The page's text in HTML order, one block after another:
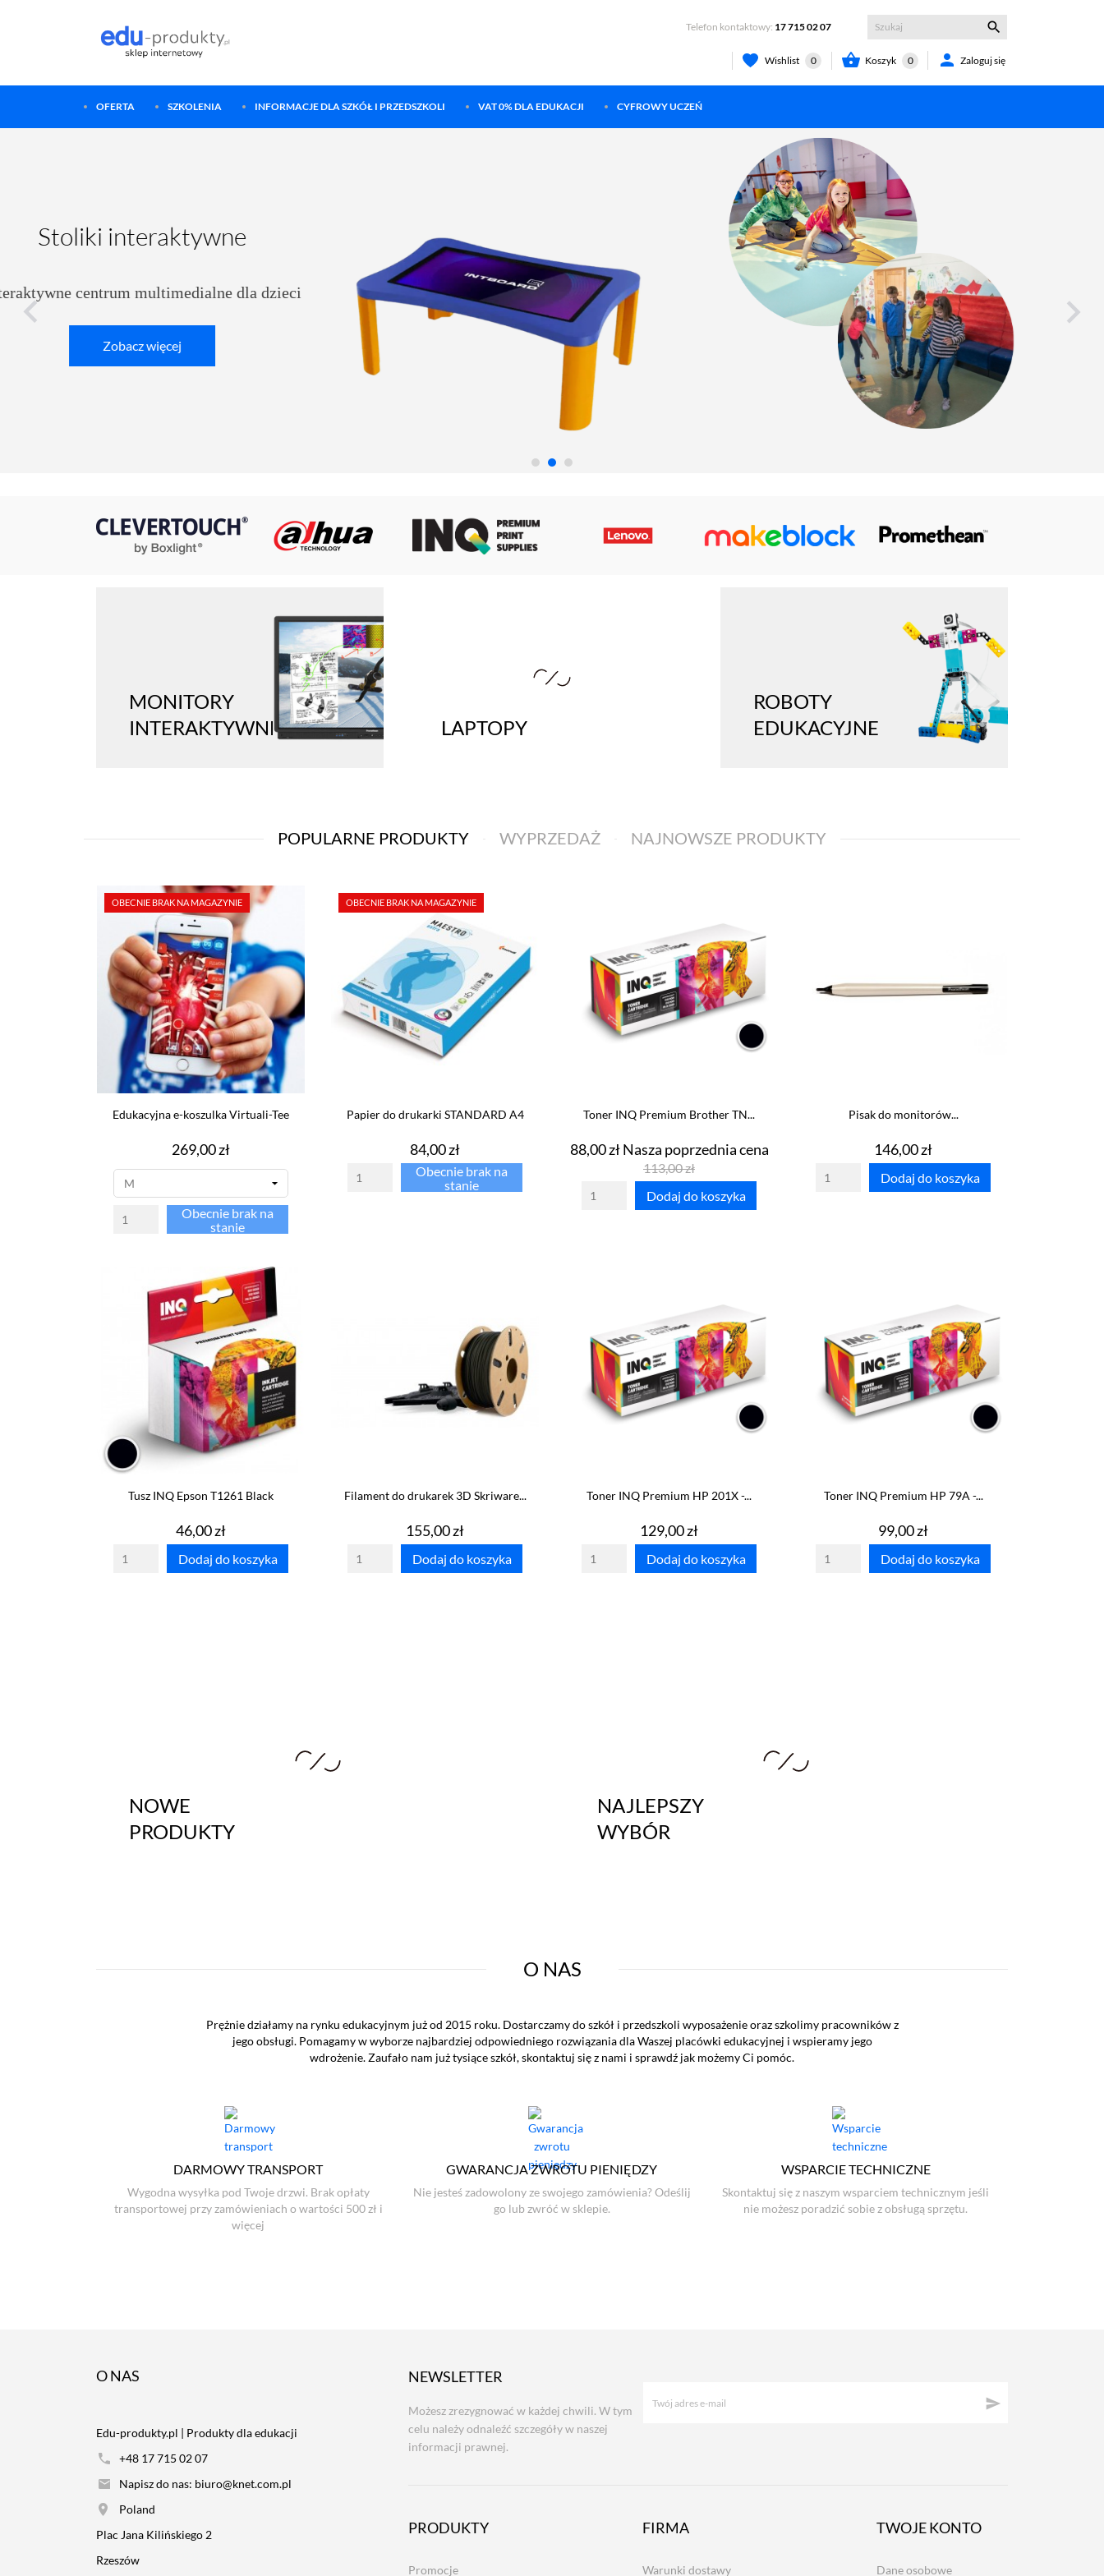
Telefon kontaktowy: 17 715 02 07 
Wishlist 0  Koszyk 0  Zaloguj się
OFERTA SZKOLENIA INFORMACJE DLA SZKÓŁ I PRZEDSZKOLI VAT 0% DLA EDUKACJI CYFROWY UCZEŃ
Rewolucja w edukacji interaktywnej.
Podłoga interaktywna odmienia oblicze nauki.
Zobacz teraz
 
MONITORY
INTERAKTYWNE
LAPTOPY
ROBOTY
EDUKACYJNE
POPULARNE PRODUKTY WYPRZEDAŻ NAJNOWSZE PRODUKTY
Edukacyjna e-koszulka Virtuali-Tee
Cena
269,00 zł
Obecnie brak na
stanie
OBECNIE BRAK NA MAGAZYNIE
Papier do drukarki STANDARD A4
Cena
84,00 zł
Obecnie brak na
stanie
OBECNIE BRAK NA MAGAZYNIE
Toner INQ Premium Brother TN...
Cena
88,00 zł Nasza poprzednia cenaCena
113,00 zł
Dodaj do koszyka
Pisak do monitorów...
Cena
146,00 zł
Dodaj do koszyka
Tusz INQ Epson T1261 Black
Cena
46,00 zł
Dodaj do koszyka
Filament do drukarek 3D Skriware...
Cena
155,00 zł
Dodaj do koszyka
Toner INQ Premium HP 201X -...
Cena
129,00 zł
Dodaj do koszyka
Toner INQ Premium HP 79A -...
Cena
99,00 zł
Dodaj do koszyka
NOWE
PRODUKTY
NAJLEPSZY
WYBÓR
O NAS
Prężnie działamy na rynku edukacyjnym już od 2015 roku. Dostarczamy do szkół i przedszkoli wyposażenie oraz szkolimy pracowników z
jego obsługi. Pomagamy w wyborze najbardziej odpowiedniego rozwiązania dla Waszej placówki edukacyjnej i wspieramy jego
wdrożenie. Zaufało nam już tysiące szkół, skontaktuj się z nami i sprawdź jak możemy Ci pomóc.
DARMOWY TRANSPORT
Wygodna wysyłka pod Twoje drzwi. Brak opłaty
transportowej przy zamówieniach o wartości 500 zł i
więcej
GWARANCJA ZWROTU PIENIĘDZY
Nie jesteś zadowolony ze swojego zamówienia? Odeślij
go lub zwróć w sklepie.
WSPARCIE TECHNICZNE
Skontaktuj się z naszym wsparciem technicznym jeśli
nie możesz poradzić sobie z obsługą sprzętu.
O NAS
Edu-produkty.pl | Produkty dla edukacji
+48 17 715 02 07
Napisz do nas: biuro@knet.com.pl
Poland
Plac Jana Kilińskiego 2
Rzeszów
NEWSLETTER
Możesz zrezygnować w każdej chwili. W tym
celu należy odnaleźć szczegóły w naszej
informacji prawnej.

PRODUKTY
Promocje
FIRMA
Warunki dostawy
TWOJE KONTO
Dane osobowe